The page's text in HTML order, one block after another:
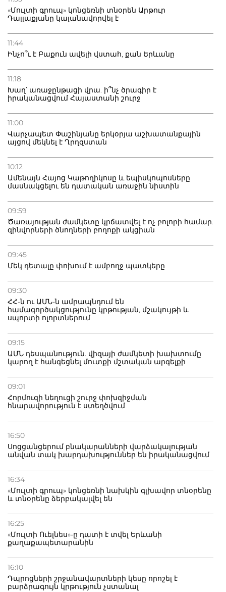
«Մուլտի գրուպ» կոնցեռնի տնօրեն Արթուր
Դալլաքյանը կալանավորվել է
11:44
Ինչո՞ւ է Բաքուն ավելի վստահ, քան Երևանը
11:18
Խաղ՝ առաջընթացի վրա. ի՞նչ ծրագիր է
իրականացվում Հայաստանի շուրջ
11:00
Վարչապետ Փաշինյանը երկօրյա աշխատանքային
այցով մեկնել է Ղրղզստան
10:12
Ամենայն Հայոց Կաթողիկոսը և եպիսկոպոսները
մասնակցելու են դատական առաջին նիստին
09:59
Ծառայության ժամկետը կրճատվել է ոչ բոլորի համար.
զինվորների ծնողների բողոքի ակցիան
09:45
Մեկ դետալը փոխում է ամբողջ պատկերը
09:30
ՀՀ-ն ու ԱՄՆ-ն ամրապնդում են
համագործակցությունը կրթության, մշակույթի և
սպորտի ոլորտներում
09:15
ԱՄՆ դեսպանություն. վիզայի ժամկետի խախտումը
կարող է հանգեցնել մուտքի մշտական արգելքի
09:01
Հորմուզի նեղուցի շուրջ փոխզիջման
հնարավորություն է ստեղծվում
16:50
Սոցցանցերում բնակարանների վարձակալության
անվան տակ խարդախություններ են իրականացվում
16:34
«Մուլտի գրուպ» կոնցեռնի նախկին գլխավոր տնօրենը
և տնօրենը ձերբակալվել են
16:25
«Մուլտի Ուելնես»-ը դատի է տվել Երևանի
քաղաքապետարանին
16:10
Դպրոցների շրջանավարտների կեսը որոշել է
բարձրագույն կրթություն չստանալ